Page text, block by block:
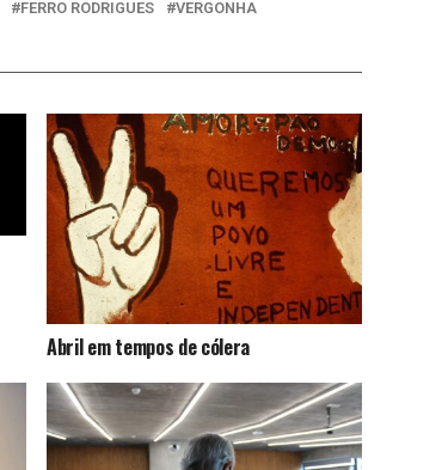
FERRO RODRIGUES VERGONHA
Abril em tempos de cólera